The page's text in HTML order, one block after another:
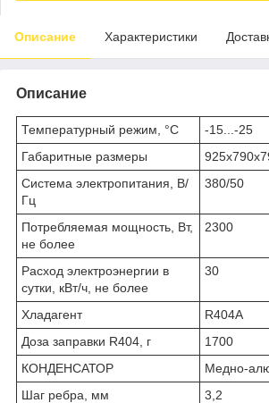
Описание Характеристики
Описание
Температурный режим, °C
-15...-25
Габаритные размеры
Система электропитания, В/
Гц
380/50
Потребляемая мощность, Вт,
не более
2300
Расход электроэнергии в
сутки, кВт/ч, не более
30
Хладагент
R404A
Доза заправки R404, г
1700
КОНДЕНСАТОР
Медно-
Шаг ребра, мм
3,2